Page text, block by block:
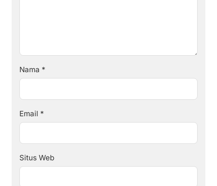
Nama *
Email *
Situs Web